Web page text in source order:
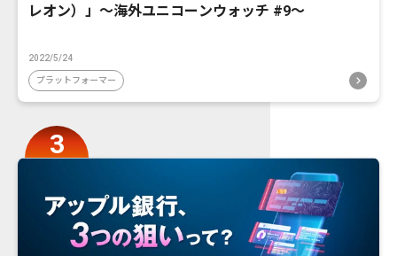
レオン）」〜海外ユニコーンウォッチ #9〜
2022/5/24
プラットフォーマー